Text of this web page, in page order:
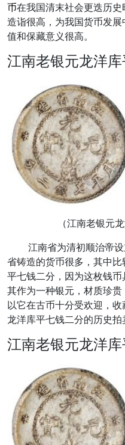
币在我国清末社会更迭历
造诣很高，为我国货币发
值和保藏意义很高。
江南老银元龙洋
（江南老银元
江南省为清初顺治帝设
省铸造的货币很多，其中比
平七钱二分，因为这枚钱
其作为一种银元，材质珍
以它在古币十分受欢迎，
龙洋库平七钱二分的历史拍
江南老银元龙洋